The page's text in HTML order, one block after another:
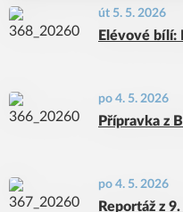
út 5. 5. 2026
Elévové bílí:
po 4. 5. 2026
Přípravka z
po 4. 5. 2026
Reportáž z